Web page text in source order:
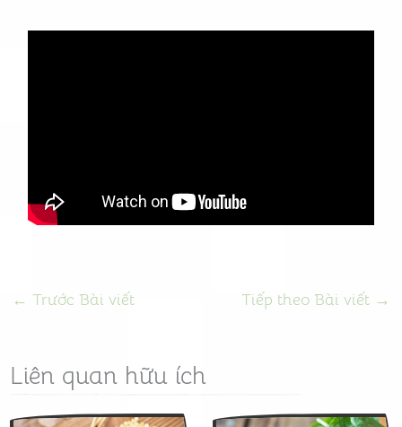
← Trước Bài viết Tiếp theo Bài viết →
Liên quan hữu ích